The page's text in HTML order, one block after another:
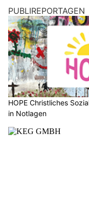
PUBLIREPORTAGEN
HOPE Christliches
in Notlagen